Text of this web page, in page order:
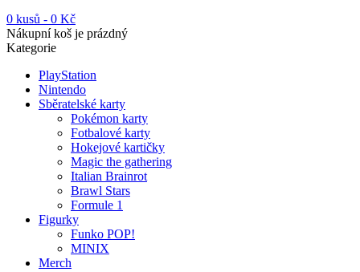
0 kusů - 0 Kč
Nákupní koš je prázdný
Kategorie
PlayStation
Nintendo
Sběratelské karty
Pokémon karty
Fotbalové karty
Hokejové kartičky
Magic the gathering
Italian Brainrot
Brawl Stars
Formule 1
Figurky
Funko POP!
MINIX
Merch